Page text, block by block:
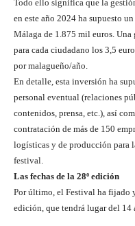
Todo ello significa que la
en este año 2024 ha supuesto
Málaga de 1.875 mil euros. Una
para cada ciudadano los 3,5
por malagueño/año.
En detalle, esta inversión ha
personal eventual (relaciones
contenidos, prensa, etc.), así
contratación de más de 150
logísticas y de producción para
festival.
Las fechas de la 28º edición
Por último, el Festival ha fijado
edición, que tendrá lugar del 14